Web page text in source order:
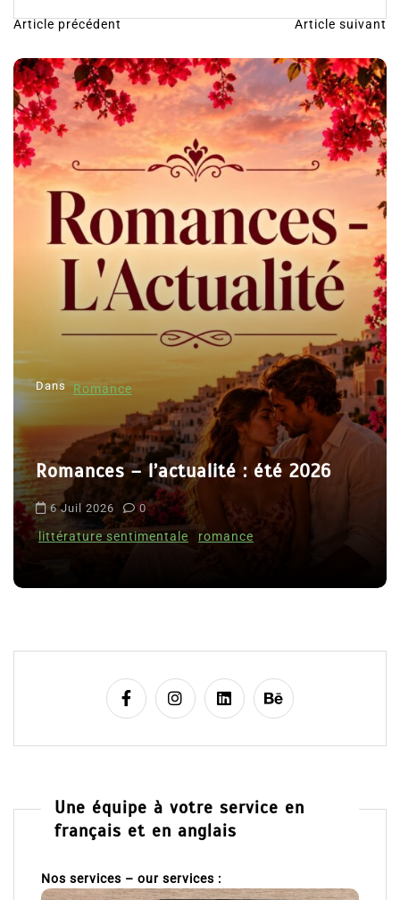
N
a
v
i
g
a
t
l
’
a
r
t
i
c
e
Article précédent Article suivant
Dans Romance
Romances – l’actualité : été 2026
6 Juil 2026 0
littérature sentimentale romance
Une équipe à votre service en
français et en anglais
Nos services – our services :